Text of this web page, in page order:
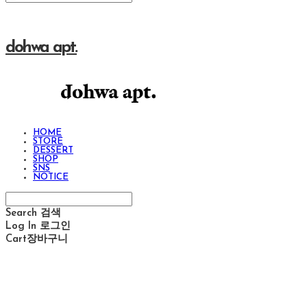
dohwa apt.
HOME
STORE
DESSERT
SHOP
SNS
NOTICE
Search 검색
Log In 로그인
Cart장바구니